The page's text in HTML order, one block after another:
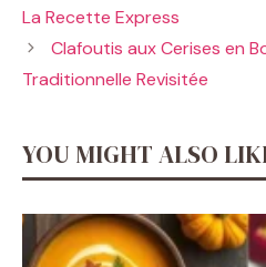
La Recette Express
Clafoutis aux Cerises en
Traditionnelle Revisitée
YOU MIGHT ALSO